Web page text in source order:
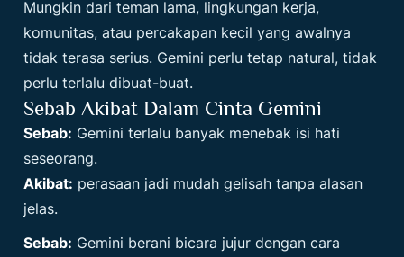
Mungkin dari teman lama, lingkungan kerja,
komunitas, atau percakapan kecil yang awalnya
tidak terasa serius. Gemini perlu tetap natural, tidak
perlu terlalu dibuat-buat.
Sebab Akibat Dalam Cinta Gemini
Sebab: Gemini terlalu banyak menebak isi hati
seseorang.
Akibat: perasaan jadi mudah gelisah tanpa alasan
jelas.
Sebab: Gemini berani bicara jujur dengan cara